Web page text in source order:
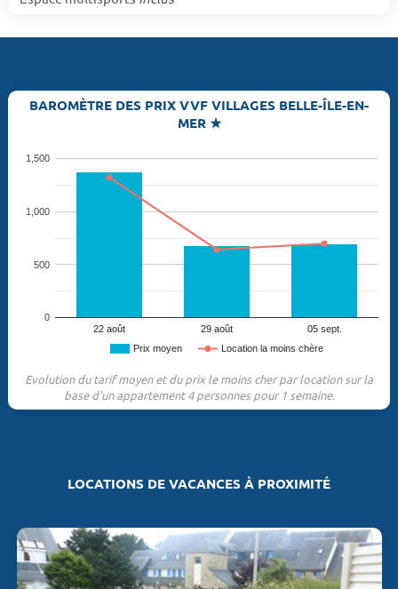
BAROMÈTRE DES PRIX VVF VILLAGES BELLE-ÎLE-EN-
MER ★
Prix moyen Location la moins chère
22 août 29 août 05 sept.
0
500
1,000
1,500
Evolution du tarif moyen et du prix le moins cher par location sur la
base d'un appartement 4 personnes pour 1 semaine.
LOCATIONS DE VACANCES À PROXIMITÉ